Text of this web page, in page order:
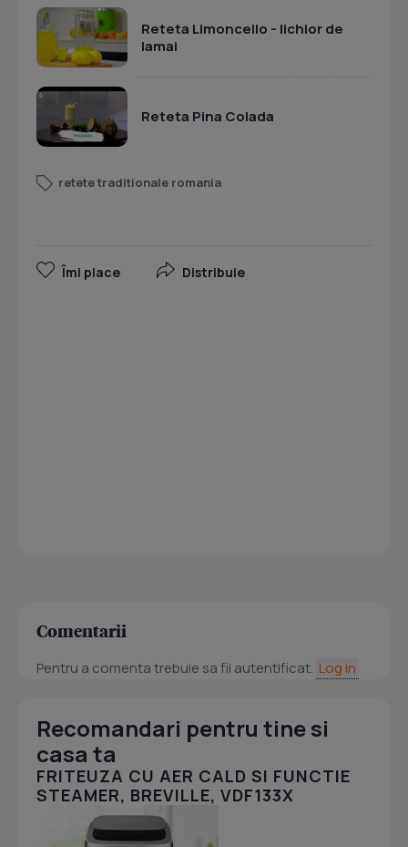
Reteta Limoncello - lichior de
lamai
Reteta Pina Colada
retete traditionale romania
Îmi place Distribuie
Comentarii
Pentru a comenta trebuie sa fii autentificat. Log in
Recomandari pentru tine si
casa ta
FRITEUZA CU AER CALD SI FUNCTIE
STEAMER, BREVILLE, VDF133X